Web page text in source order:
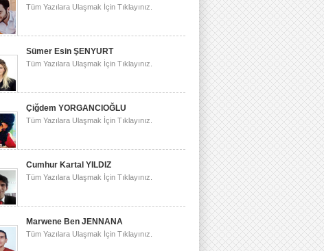
Tüm Yazılara Ulaşmak İçin Tıklayınız.
Sümer Esin ŞENYURT
Tüm Yazılara Ulaşmak İçin Tıklayınız.
Çiğdem YORGANCIOĞLU
Tüm Yazılara Ulaşmak İçin Tıklayınız.
Cumhur Kartal YILDIZ
Tüm Yazılara Ulaşmak İçin Tıklayınız.
Marwene Ben JENNANA
Tüm Yazılara Ulaşmak İçin Tıklayınız.